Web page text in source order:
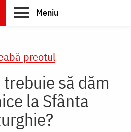
Meniu
preotul
să dăm
la Sfânta